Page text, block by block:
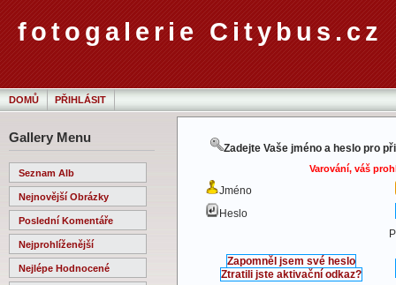
fotogalerie Citybus.cz
DOMŮ PŘIHLÁSIT
Gallery Menu
Seznam Alb
Nejnovější Obrázky
Poslední Komentáře
Nejprohlíženější
Nejlépe Hodnocené
Zadejte Vaše jméno a heslo pro
Varování, váš
Jméno
Heslo
Zapomněl jsem své heslo
Ztratili jste aktivační odkaz?